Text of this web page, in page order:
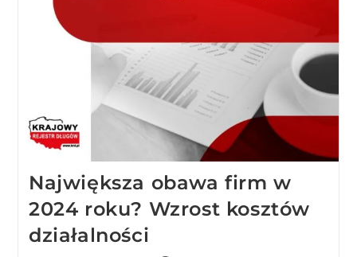
Największa obawa firm w
2024 roku? Wzrost kosztów
działalności